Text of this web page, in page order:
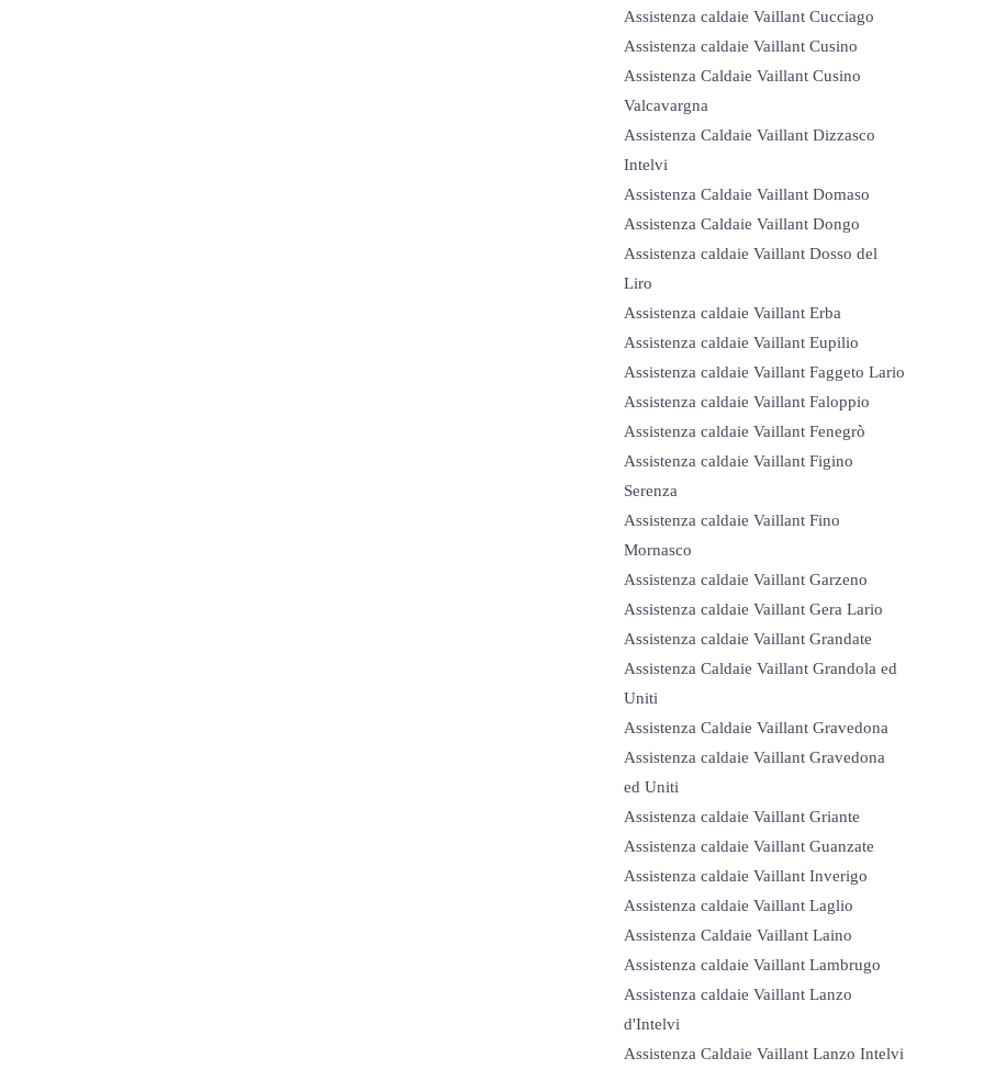
Assistenza caldaie Vaillant Cucciago
Assistenza caldaie Vaillant Cusino
Assistenza Caldaie Vaillant Cusino
Valcavargna
Assistenza Caldaie Vaillant Dizzasco
Intelvi
Assistenza Caldaie Vaillant Domaso
Assistenza Caldaie Vaillant Dongo
Assistenza caldaie Vaillant Dosso del
Liro
Assistenza caldaie Vaillant Erba
Assistenza caldaie Vaillant Eupilio
Assistenza caldaie Vaillant Faggeto Lario
Assistenza caldaie Vaillant Faloppio
Assistenza caldaie Vaillant Fenegrò
Assistenza caldaie Vaillant Figino
Serenza
Assistenza caldaie Vaillant Fino
Mornasco
Assistenza caldaie Vaillant Garzeno
Assistenza caldaie Vaillant Gera Lario
Assistenza caldaie Vaillant Grandate
Assistenza Caldaie Vaillant Grandola ed
Uniti
Assistenza Caldaie Vaillant Gravedona
Assistenza caldaie Vaillant Gravedona
ed Uniti
Assistenza caldaie Vaillant Griante
Assistenza caldaie Vaillant Guanzate
Assistenza caldaie Vaillant Inverigo
Assistenza caldaie Vaillant Laglio
Assistenza Caldaie Vaillant Laino
Assistenza caldaie Vaillant Lambrugo
Assistenza caldaie Vaillant Lanzo
d'Intelvi
Assistenza Caldaie Vaillant Lanzo Intelvi